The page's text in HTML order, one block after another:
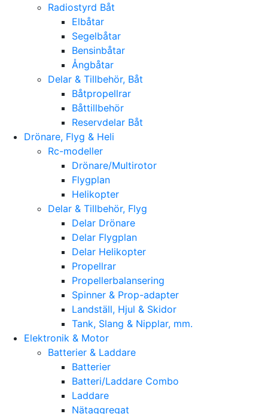
Radiostyrd Båt
Elbåtar
Segelbåtar
Bensinbåtar
Ångbåtar
Delar & Tillbehör, Båt
Båtpropellrar
Båttillbehör
Reservdelar Båt
Drönare, Flyg & Heli
Rc-modeller
Drönare/Multirotor
Flygplan
Helikopter
Delar & Tillbehör, Flyg
Delar Drönare
Delar Flygplan
Delar Helikopter
Propellrar
Propellerbalansering
Spinner & Prop-adapter
Landställ, Hjul & Skidor
Tank, Slang & Nipplar, mm.
Elektronik & Motor
Batterier & Laddare
Batterier
Batteri/Laddare Combo
Laddare
Nätaggregat